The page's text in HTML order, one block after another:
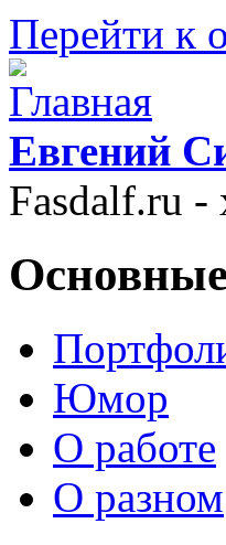
Перейти к
Евгений
Fasdalf.ru -
Юмор
О работе
О разном